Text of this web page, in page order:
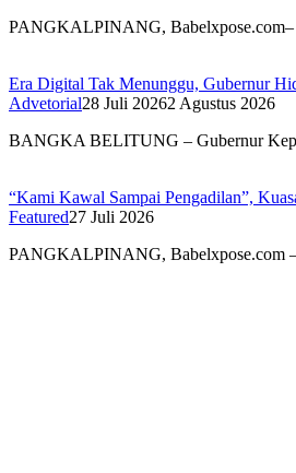
PANGKALPINANG,
Era Digital Tak Menunggu, Gubernur
Advetorial28 Juli 20262 Agustus 2026
BANGKA BELITUNG – Gubernur
“Kami Kawal Sampai Pengadilan”,
Featured27 Juli 2026
PANGKALPINANG, Babelxpose.com